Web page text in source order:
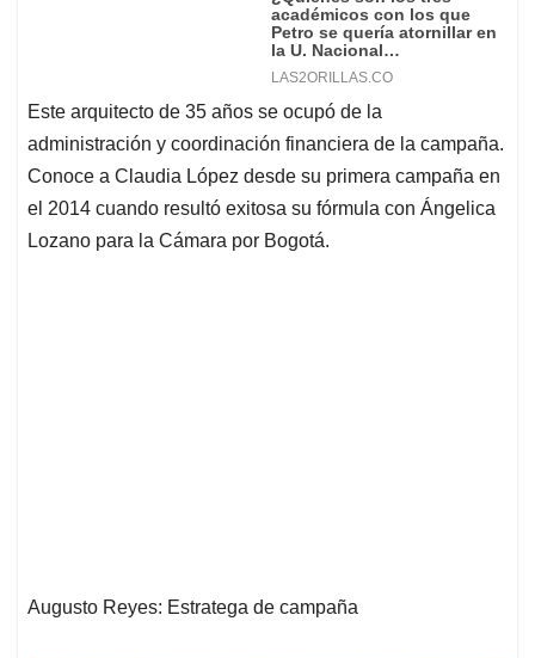
Este arquitecto de 35 años se ocupó de la
administración y coordinación financiera de la campaña.
Conoce a Claudia López desde su primera campaña en
el 2014 cuando resultó exitosa su fórmula con Ángelica
Lozano para la Cámara por Bogotá.
Augusto Reyes: Estratega de campaña